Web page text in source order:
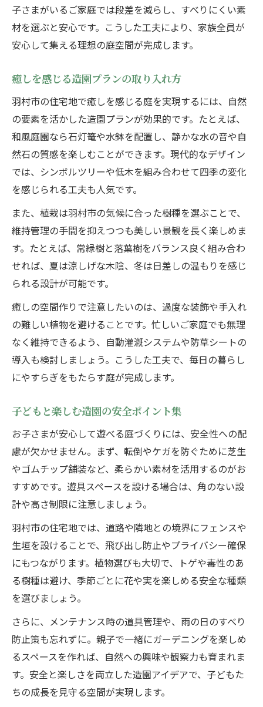
子さまがいるご家庭では段差を減らし、すべりにくい素
材を選ぶと安心です。こうした工夫により、家族全員が
安心して集える理想の庭空間が完成します。
癒しを感じる造園プランの取り入れ方
羽村市の住宅地で癒しを感じる庭を実現するには、自然
の要素を活かした造園プランが効果的です。たとえば、
和風庭園なら石灯篭や水鉢を配置し、静かな水の音や自
然石の質感を楽しむことができます。現代的なデザイン
では、シンボルツリーや低木を組み合わせて四季の変化
を感じられる工夫も人気です。
また、植栽は羽村市の気候に合った樹種を選ぶことで、
維持管理の手間を抑えつつも美しい景観を長く楽しめま
す。たとえば、常緑樹と落葉樹をバランス良く組み合わ
せれば、夏は涼しげな木陰、冬は日差しの温もりを感じ
られる設計が可能です。
癒しの空間作りで注意したいのは、過度な装飾や手入れ
の難しい植物を避けることです。忙しいご家庭でも無理
なく維持できるよう、自動灌漑システムや防草シートの
導入も検討しましょう。こうした工夫で、毎日の暮らし
にやすらぎをもたらす庭が完成します。
子どもと楽しむ造園の安全ポイント集
お子さまが安心して遊べる庭づくりには、安全性への配
慮が欠かせません。まず、転倒やケガを防ぐために芝生
やゴムチップ舗装など、柔らかい素材を活用するのがお
すすめです。遊具スペースを設ける場合は、角のない設
計や高さ制限に注意しましょう。
羽村市の住宅地では、道路や隣地との境界にフェンスや
生垣を設けることで、飛び出し防止やプライバシー確保
にもつながります。植物選びも大切で、トゲや毒性のあ
る樹種は避け、季節ごとに花や実を楽しめる安全な種類
を選びましょう。
さらに、メンテナンス時の道具管理や、雨の日のすべり
防止策も忘れずに。親子で一緒にガーデニングを楽しめ
るスペースを作れば、自然への興味や観察力も育まれま
す。安全と楽しさを両立した造園アイデアで、子どもた
ちの成長を見守る空間が実現します。